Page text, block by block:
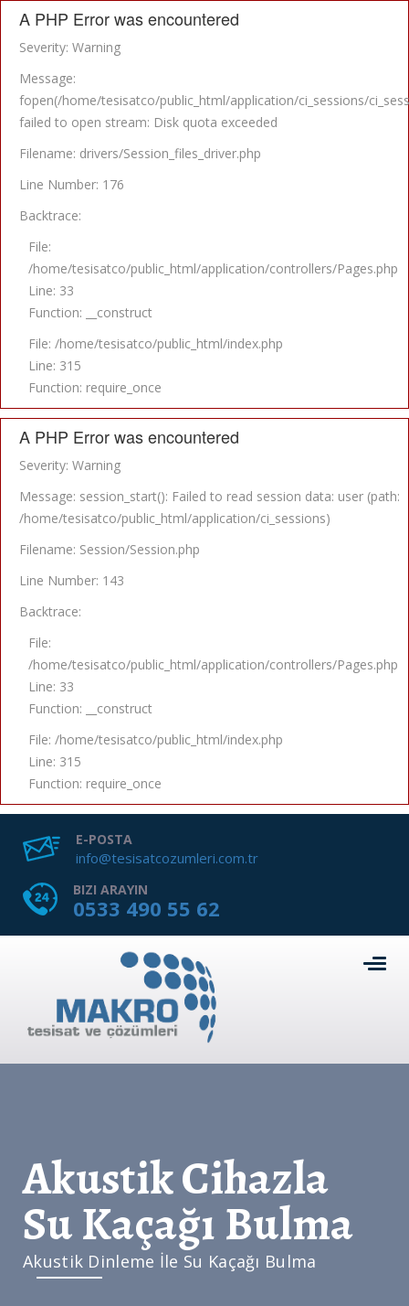
A PHP Error was encountered
Severity: Warning
Message:
fopen(/home/tesisatco/public_html/application/ci_sessions/
failed to open stream: Disk quota exceeded
Filename: drivers/Session_files_driver.php
Line Number: 176
Backtrace:
File:
/home/tesisatco/public_html/application/controllers/Pages.php
Line: 33
Function: __construct
File: /home/tesisatco/public_html/index.php
Line: 315
Function: require_once
A PHP Error was encountered
Severity: Warning
Message: session_start(): Failed to read session data: user (path:
/home/tesisatco/public_html/application/ci_sessions)
Filename: Session/Session.php
Line Number: 143
Backtrace:
File:
/home/tesisatco/public_html/application/controllers/Pages.php
Line: 33
Function: __construct
File: /home/tesisatco/public_html/index.php
Line: 315
Function: require_once
E-POSTA
info@tesisatcozumleri.com.tr
BIZI ARAYIN
0533 490 55 62
Akustik Cihazla
Su Kaçağı Bulma
Akustik Dinleme İle Su Kaçağı Bulma